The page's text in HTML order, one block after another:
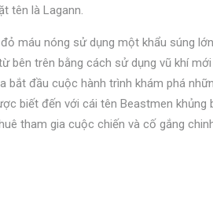
tên là Lagann.
máu nóng sử dụng một khẩu súng
bên trên bằng cách sử dụng vũ khí
bắt đầu cuộc hành trình khám phá
biết đến với cái tên Beastmen
tham gia cuộc chiến và cố gắng